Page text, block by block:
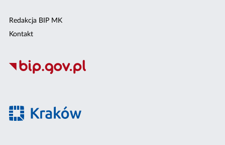
Redakcja BIP MK
Kontakt